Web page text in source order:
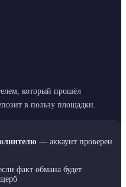
который прошёл
в пользу площадки.
— аккаунт проверен
факт обмана будет